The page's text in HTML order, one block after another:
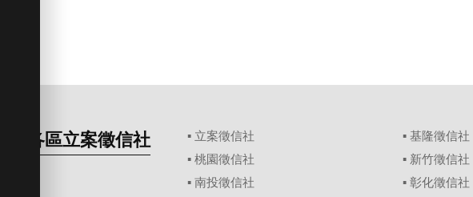
各區立案徵信社 ▪ 立案徵信社 ▪ 基隆徵信社
▪ 桃園徵信社 ▪ 新竹徵信社
▪ 南投徵信社 ▪ 彰化徵信社